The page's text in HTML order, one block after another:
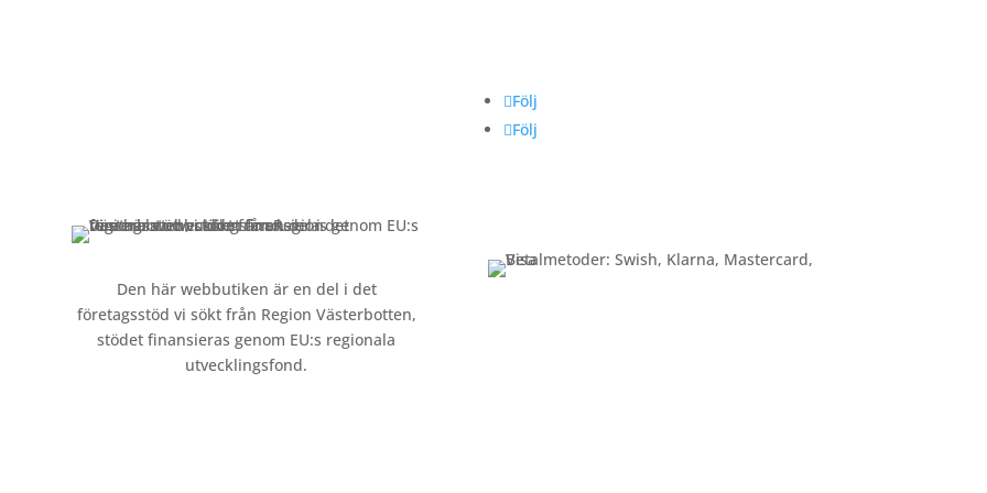
Den här webbutiken är en del i det
företagsstöd vi sökt från Region Västerbotten,
stödet finansieras genom EU:s regionala
utvecklingsfond.
Följ
Följ